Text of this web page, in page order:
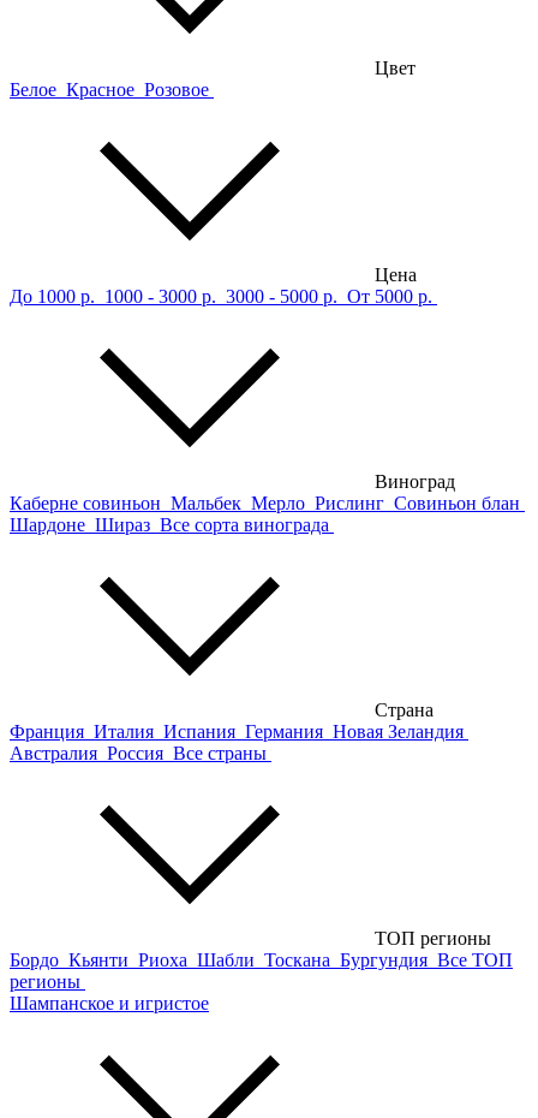
Цвет
Белое Красное Розовое
Цена
До 1000 р. 1000 - 3000 р. 3000 - 5000 р. От 5000 р.
Виноград
Каберне совиньон Мальбек Мерло Рислинг Совиньон блан
Шардоне Шираз Все сорта винограда
Страна
Франция Италия Испания Германия Новая Зеландия
Австралия Россия Все страны
ТОП регионы
Бордо Кьянти Риоха Шабли Тоскана Бургундия Все ТОП
регионы
Шампанское и игристое